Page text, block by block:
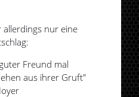
allerdings nur eine
Freund mal
aus ihrer Gruft"